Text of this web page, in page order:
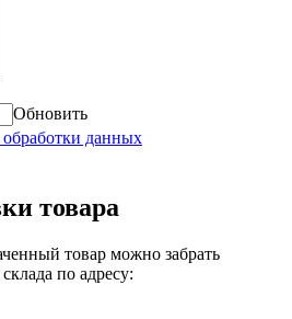
Обновить
данных
товара
товар можно забрать
по адресу: